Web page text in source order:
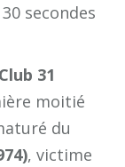
secondes
31
moitié
du
, victime